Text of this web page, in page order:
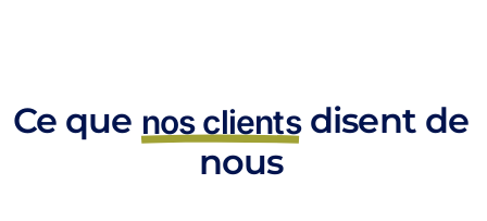
Ce que nos clientsdisent de
nous